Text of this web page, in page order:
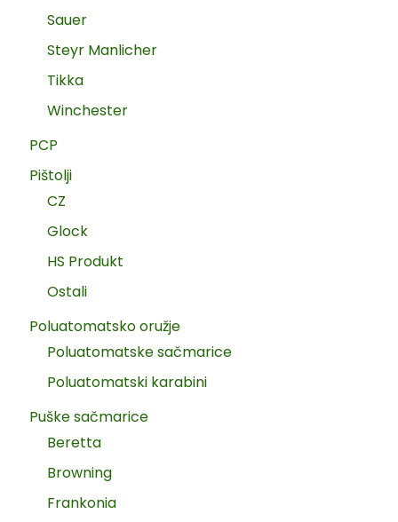
Sauer
Steyr Manlicher
Tikka
Winchester
PCP
Pištolji
CZ
Glock
HS Produkt
Ostali
Poluatomatsko oružje
Poluatomatske sačmarice
Poluatomatski karabini
Puške sačmarice
Beretta
Browning
Frankonia